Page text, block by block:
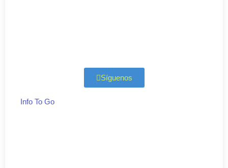
Síguenos
Info To Go